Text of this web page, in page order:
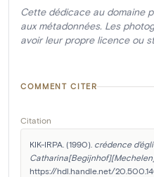
Cette dédicace au domaine
aux métadonnées. Les
avoir leur propre licence ou
COMMENT CITER
Citation
KIK-IRPA. (1990). crédence
https://hdl.handle.net/